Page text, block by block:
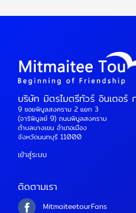
บริษัท มิตรไมตรีทัวร์ อินเตอร์
9 ซอยพิบูลสงคราม 2 แยก 3
(จาริพิบูลย์ 9) ถนนพิบูลสงคราม
ตำบลบางเขน อำเภอเมือง
จังหวัดนนทบุรี 11000
เข้าสู่ระบบ
ติดตามเรา
MitmaiteetourFans